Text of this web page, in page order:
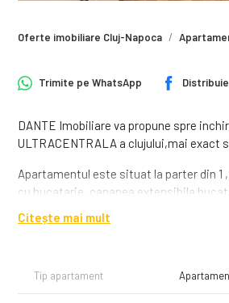
Oferte imobiliare Cluj-Napoca
Trimite pe WhatsApp
DANTE Imobiliare va propune spre
ULTRACENTRALA a clujului,mai exact
Apartamentul este situat la parter din
cu bucatarie, canapea extensibila
Pentru vizionari sau alte informatii va
Citește mai mult
Tip apartament